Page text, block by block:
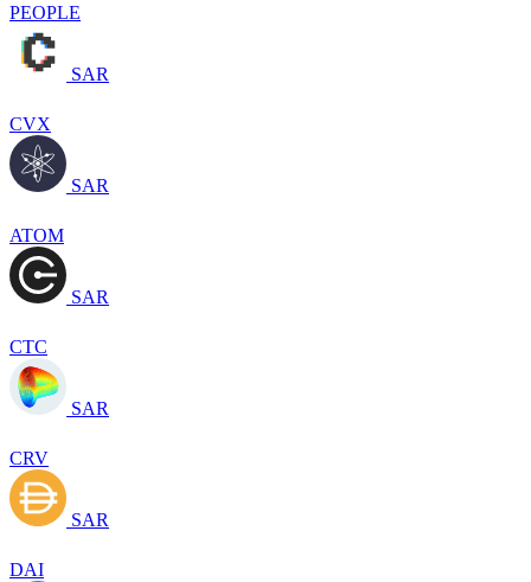
PEOPLE
SAR
CVX
SAR
ATOM
SAR
CTC
SAR
CRV
SAR
DAI